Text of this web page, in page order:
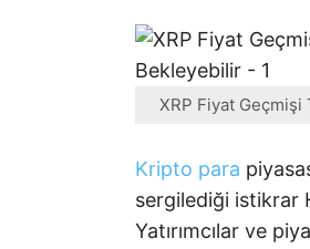
XRP Fiyat Geçmişi
Kripto para
sergilediği istikrar
Yatırımcılar ve